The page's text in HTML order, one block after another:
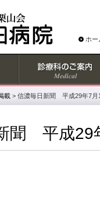
ホー
載 > 信濃毎日新聞 平成29年7月
聞 平成29